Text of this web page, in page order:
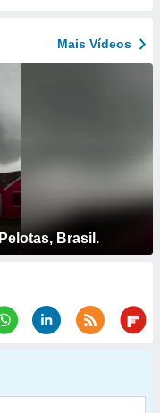
Mais Vídeos
Brasil.